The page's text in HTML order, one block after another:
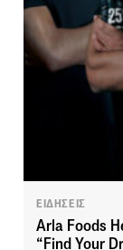
ΕΙΔΗΣΕΙΣ
Arla Foods
“Find Your